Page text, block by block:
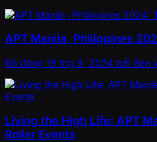
APT Manila, Philippines
Đã đăng 19 thg 9, 2024 bởi Ben
Living the High Life: APT
Roller Events